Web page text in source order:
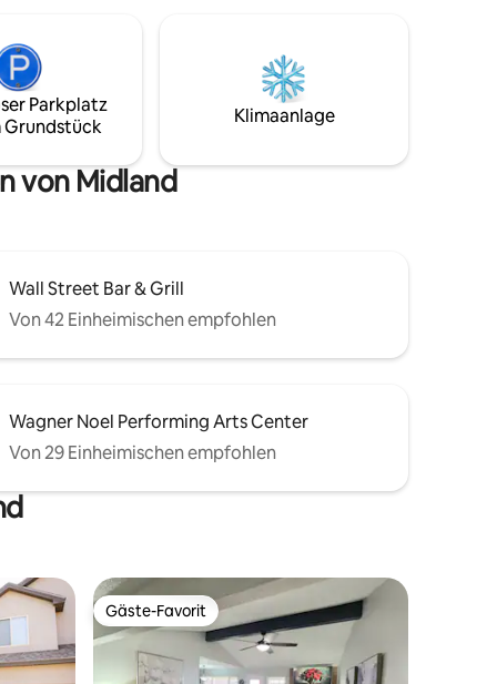
Parkplatz
Grundstück
Klimaanlage
von Midland
Wall Street Bar & Grill
Von 42 Einheimischen empfohlen
Wagner Noel Performing Arts Center
Von 29 Einheimischen empfohlen
Gäste-Favorit
Gäste-Favorit